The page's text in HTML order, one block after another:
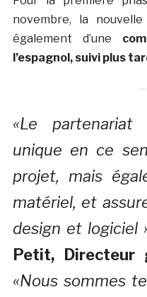
novembre, la
également d’une
l’espagnol, suivi plus
«Le
unique en ce
projet, mais
matériel, et
design et logiciel
Petit, Directeur
«Nous sommes